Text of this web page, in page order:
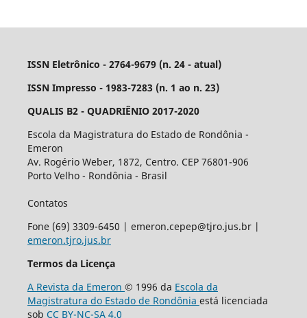
ISSN Eletrônico - 2764-9679 (n. 24 - atual)
ISSN Impresso - 1983-7283 (n. 1 ao n. 23)
QUALIS B2 - QUADRIÊNIO 2017-2020
Escola da Magistratura do Estado de Rondônia -
Emeron
Av. Rogério Weber, 1872, Centro. CEP 76801-906
Porto Velho - Rondônia - Brasil
Contatos
Fone (69) 3309-6450 | emeron.cepep@tjro.jus.br |
emeron.tjro.jus.br
Termos da Licença
A Revista da Emeron © 1996 da Escola da
Magistratura do Estado de Rondônia está licenciada
sob CC BY-NC-SA 4.0